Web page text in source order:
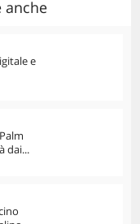
anche
e
dai...